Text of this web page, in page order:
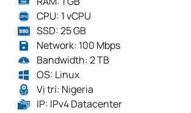
CPU: 1 vCPU
SSD: 25 GB
Network: 100 Mbps
Bandwidth: 2 TB
OS: Linux
Vị trí: Nigeria
IP: IPv4 Datacenter